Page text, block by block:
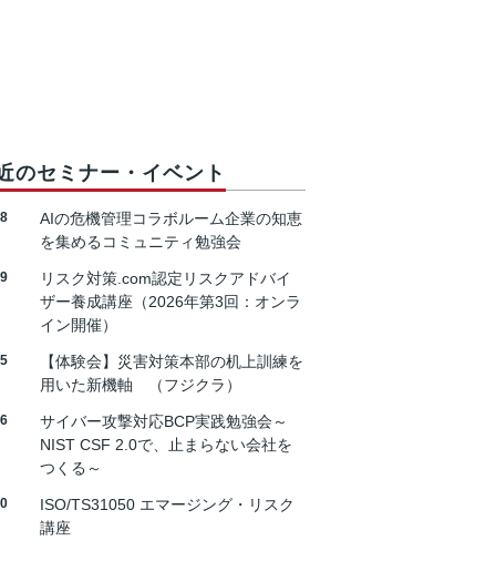
のセミナー・イベント
AIの危機管理コラボルーム企業の知恵
を集めるコミュニティ勉強会
リスク対策.com認定リスクアドバイ
ザー養成講座（2026年第3回：オンラ
イン開催）
【体験会】災害対策本部の机上訓練を
用いた新機軸 （フジクラ）
サイバー攻撃対応BCP実践勉強会～
NIST CSF 2.0で、止まらない会社を
つくる～
ISO/TS31050 エマージング・リスク
講座